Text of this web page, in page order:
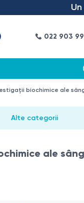
Un
022 903
biochimice ale
Alte categorii
ale